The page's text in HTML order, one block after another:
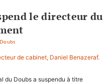
le directeur du
Doubs
du Doubs a suspendu à titre